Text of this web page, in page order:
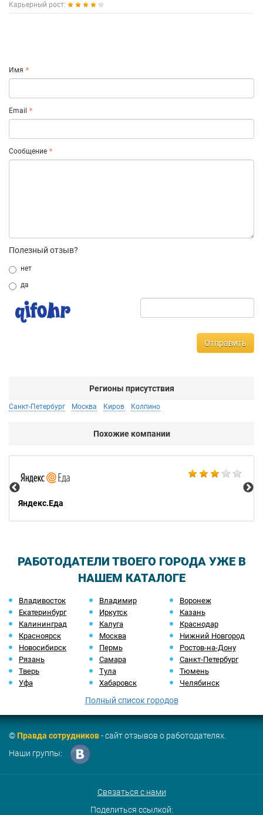
Карьерный рост:
Имя
Email
Сообщение
Полезный отзыв?
нет
да
Отправить
Регионы присутствия
Санкт-Петербург Москва Киров Колпино
Похожие компании
Яндекс.Еда
РАБОТОДАТЕЛИ ТВОЕГО ГОРОДА УЖЕ В
НАШЕМ КАТАЛОГЕ
Владивосток Владимир
Воронеж
Екатеринбург
Иркутск
Казань
Калининград
Калуга
Краснодар
Красноярск
Москва
Нижний Новгород
Новосибирск
Пермь
Ростов-на-Дону
Рязань
Самара
Санкт-Петербург
Тверь
Тула
Тюмень
Уфа
Хабаровск Челябинск
Полный список городов
©Правда сотрудников- сайт отзывов о работодателях.
Наши группы:
Связаться с нами
Поделиться ссылкой: